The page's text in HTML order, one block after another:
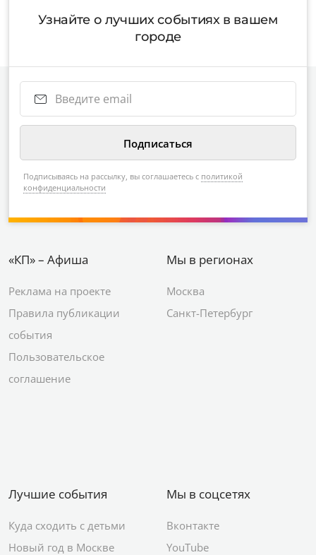
Узнайте о лучших событиях в вашем
городе
Подписываясь на рассылку, вы соглашаетесь с политикой
конфиденциальности
«КП» – Афиша
Реклама на проекте
Правила публикации
события
Пользовательское
соглашение
Мы в регионах
Москва
Санкт-Петербург
Лучшие события
Куда сходить с детьми
Новый год в Москве
Мы в соцсетях
Вконтакте
YouTube